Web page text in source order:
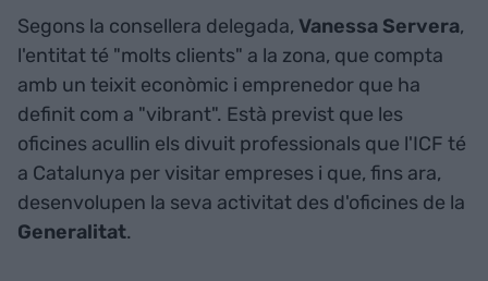
Segons la consellera delegada, Vanessa Servera,
l'entitat té "molts clients" a la zona, que compta
amb un teixit econòmic i emprenedor que ha
definit com a "vibrant". Està previst que les
oficines acullin els divuit professionals que l'ICF té
a Catalunya per visitar empreses i que, fins ara,
desenvolupen la seva activitat des d'oficines de la
Generalitat.